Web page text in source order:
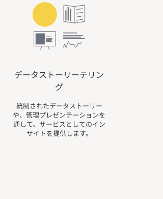
データストーリーテリン
グ
統制されたデータストーリー
や、管理プレゼンテーションを
通して、サービスとしてのイン
サイトを提供します。